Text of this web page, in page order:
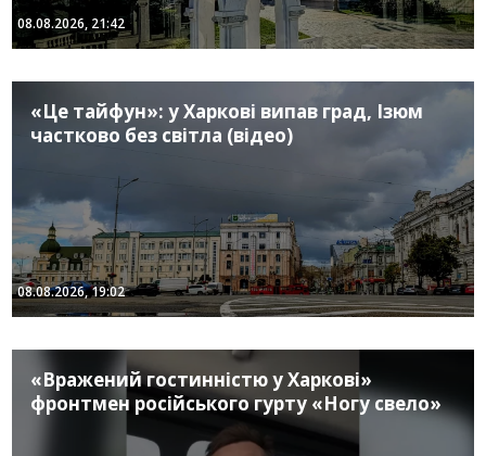
08.08.2026, 21:42
«Це тайфун»: у Харкові випав град, Ізюм
частково без світла (відео)
08.08.2026, 19:02
«Вражений гостинністю у Харкові»
фронтмен російського гурту «Ногу свело»